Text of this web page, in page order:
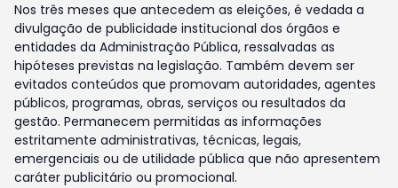
Nos três meses que antecedem as eleições, é vedada a
divulgação de publicidade institucional dos órgãos e
entidades da Administração Pública, ressalvadas as
hipóteses previstas na legislação. Também devem ser
evitados conteúdos que promovam autoridades, agentes
públicos, programas, obras, serviços ou resultados da
gestão. Permanecem permitidas as informações
estritamente administrativas, técnicas, legais,
emergenciais ou de utilidade pública que não apresentem
caráter publicitário ou promocional.